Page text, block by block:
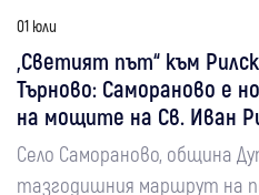
01 юли
„Светият път“ към
Търново: Самораново е
на мощите на Св. Иван
Село Самораново, община
тазгодишния маршрут на